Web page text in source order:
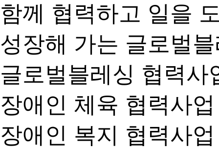
함께 협력하고 일을
성장해 가는 글로벌
글로벌블레싱 협력사
장애인 체육 협력사업
장애인 복지 협력사업